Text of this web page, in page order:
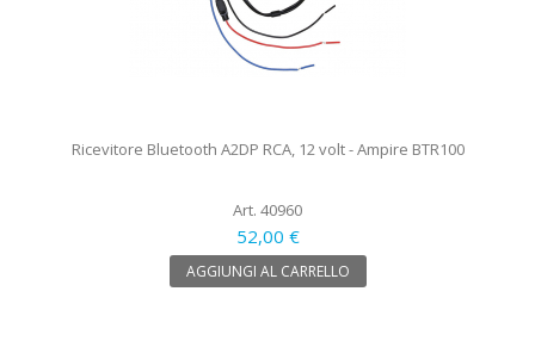
Ricevitore Bluetooth A2DP RCA, 12 volt - Ampire BTR100
Art. 40960
52,00 €
AGGIUNGI AL CARRELLO